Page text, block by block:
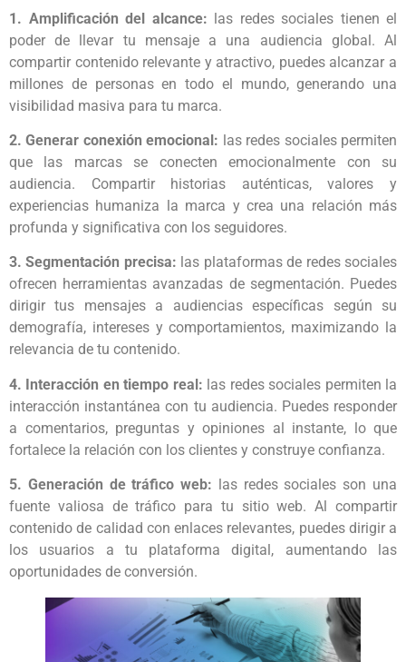
1. Amplificación del alcance: las redes sociales tienen el
poder de llevar tu mensaje a una audiencia global. Al
compartir contenido relevante y atractivo, puedes alcanzar a
millones de personas en todo el mundo, generando una
visibilidad masiva para tu marca.
2. Generar conexión emocional: las redes sociales permiten
que las marcas se conecten emocionalmente con su
audiencia. Compartir historias auténticas, valores y
experiencias humaniza la marca y crea una relación más
profunda y significativa con los seguidores.
3. Segmentación precisa: las plataformas de redes sociales
ofrecen herramientas avanzadas de segmentación. Puedes
dirigir tus mensajes a audiencias específicas según su
demografía, intereses y comportamientos, maximizando la
relevancia de tu contenido.
4. Interacción en tiempo real: las redes sociales permiten la
interacción instantánea con tu audiencia. Puedes responder
a comentarios, preguntas y opiniones al instante, lo que
fortalece la relación con los clientes y construye confianza.
5. Generación de tráfico web: las redes sociales son una
fuente valiosa de tráfico para tu sitio web. Al compartir
contenido de calidad con enlaces relevantes, puedes dirigir a
los usuarios a tu plataforma digital, aumentando las
oportunidades de conversión.